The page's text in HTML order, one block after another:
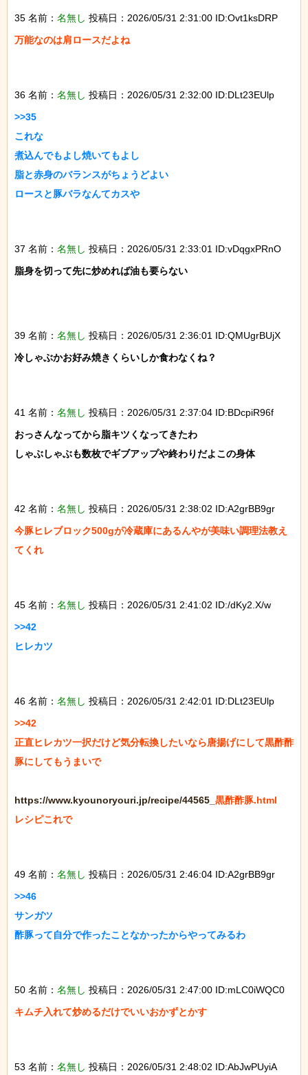
35 名前： 名無し 投稿日：2026/05/31 2:31:00 ID:Ovt1ksDRP
万能なのは肩ロースだよね
36 名前： 名無し 投稿日：2026/05/31 2:32:00 ID:DLt23EUlp
>>35
これな
煮込んでもよし焼いてもよし
脂と赤身のバランスがちょうどよい
ロースと豚バラなんてカスや
37 名前： 名無し 投稿日：2026/05/31 2:33:01 ID:vDqgxPRnO
脂身を切って先に炒めれば油も要らない
39 名前： 名無し 投稿日：2026/05/31 2:36:01 ID:QMUgrBUjX
冷しゃぶかお好み焼きくらいしか食わなくね？
41 名前： 名無し 投稿日：2026/05/31 2:37:04 ID:BDcpiR96f
おっさんなってから脂キツくなってきたわ
しゃぶしゃぶも数枚でギブアップや終わりだよこの身体
42 名前： 名無し 投稿日：2026/05/31 2:38:02 ID:A2grBB9gr
今豚ヒレブロック500gが冷蔵庫にあるんやが美味い調理法教え
てくれ
45 名前： 名無し 投稿日：2026/05/31 2:41:02 ID:/dKy2.X/w
>>42
ヒレカツ
46 名前： 名無し 投稿日：2026/05/31 2:42:01 ID:DLt23EUlp
>>42
正直ヒレカツ一択だけど気分転換したいなら唐揚げにして黒酢酢
豚にしてもうまいで
https://www.kyounoryouri.jp/recipe/44565_ 黒酢酢豚.html
レシピこれで
49 名前： 名無し 投稿日：2026/05/31 2:46:04 ID:A2grBB9gr
>>46
サンガツ
酢豚って自分で作ったことなかったからやってみるわ
50 名前： 名無し 投稿日：2026/05/31 2:47:00 ID:mLC0iWQC0
キムチ入れて炒めるだけでいいおかずとかす
53 名前： 名無し 投稿日：2026/05/31 2:48:02 ID:AbJwPUyiA